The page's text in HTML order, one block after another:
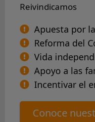
Reivindicamos
Apuesta por
Reforma del
Vida
Apoyo a las
Incentivar el
Conoce